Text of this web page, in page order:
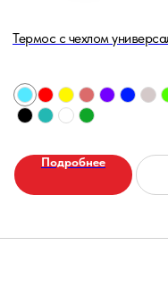
Термос с чехлом
Подробнее